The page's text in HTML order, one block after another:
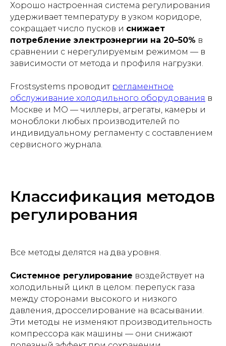
Хорошо настроенная система регулирования
удерживает температуру в узком коридоре,
сокращает число пусков и снижает
потребление электроэнергии на 20–50% в
сравнении с нерегулируемым режимом — в
зависимости от метода и профиля нагрузки.
Frostsystems проводит регламентное
обслуживание холодильного оборудования в
Москве и МО — чиллеры, агрегаты, камеры и
моноблоки любых производителей по
индивидуальному регламенту с составлением
сервисного журнала.
Классификация методов
регулирования
Все методы делятся на два уровня.
Системное регулирование воздействует на
холодильный цикл в целом: перепуск газа
между сторонами высокого и низкого
давления, дросселирование на всасывании.
Эти методы не изменяют производительность
компрессора как машины — они снижают